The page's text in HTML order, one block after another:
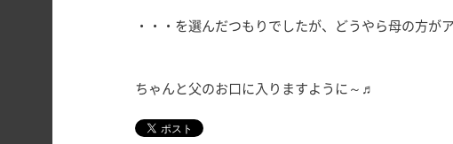
・・・を選んだつもりでしたが、どうやら母の方が
ちゃんと父のお口に入りますように～♬